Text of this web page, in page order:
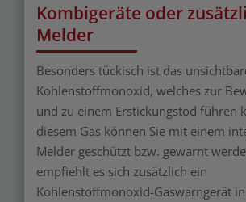
Kombigeräte oder
Melder
Besonders tückisch ist das
Kohlenstoffmonoxid, welches zur
und zu einem Erstickungstod führen
diesem Gas können Sie mit einem
Melder geschützt bzw. gewarnt
empfiehlt es sich zusätzlich ein
Kohlenstoffmonoxid-Gaswarngerät